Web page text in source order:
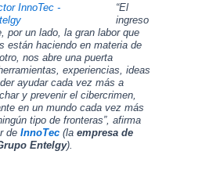
“El
ingreso
por un lado, la gran labor que
están haciendo en materia de
nos abre una puerta
experiencias, ideas
ayudar cada vez más a
y prevenir el cibercrimen,
en un mundo cada vez más
tipo de fronteras”, afirma
de InnoTec(la empresa de
Entelgy).